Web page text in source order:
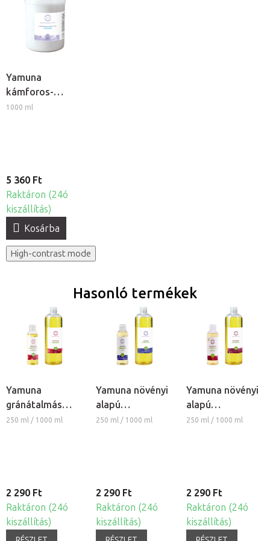
Yamuna
kámforos-
mentolos
1000 ml
5 360 Ft
Raktáron (24ó
kiszállítás)
Kosárba
High-contrast mode
Hasonló termékek
Yamuna
gránátalmás
növényi alapú
250 ml / 1000 ml
2 290 Ft
Raktáron (24ó
kiszállítás)
Yamuna növényi
alapú
masszázsolaj -
250 ml / 1000 ml
2 290 Ft
Raktáron (24ó
kiszállítás)
Yamuna növényi
alapú
masszázsolaj -
250 ml / 1000 ml
2 290 Ft
Raktáron (24ó
kiszállítás)